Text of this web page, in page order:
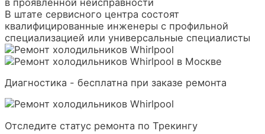
В штате сервисного центра состоят
квалифицированные инженеры с профильной
специализацией или универсальные специалисты
Диагностика - бесплатна при заказе ремонта
Отследите статус ремонта по Трекингу